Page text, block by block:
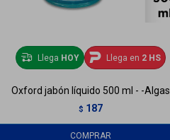
Llega HOY Llega en 2 HS
Oxford jabón líquido 500 ml - -Algas
$ 187